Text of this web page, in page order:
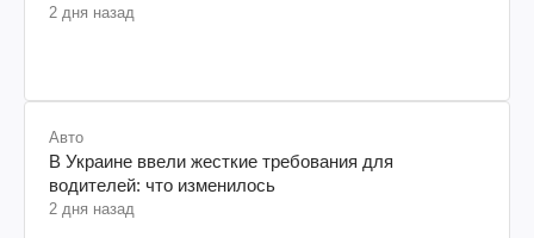
2 дня назад
Авто
В Украине ввели жесткие требования для
водителей: что изменилось
2 дня назад